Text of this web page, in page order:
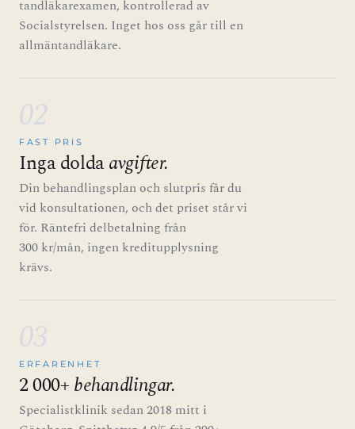
tandläkarexamen, kontrollerad av
Socialstyrelsen. Inget hos oss går till en
allmäntandläkare.
02
FAST PRIS
Inga doldaavgifter.
Din behandlingsplan och slutpris får du
vid konsultationen, och det priset står vi
för. Räntefri delbetalning från
300 kr/mån, ingen kreditupplysning
krävs.
03
ERFARENHET
2 000+behandlingar.
Specialistklinik sedan 2018 mitt i